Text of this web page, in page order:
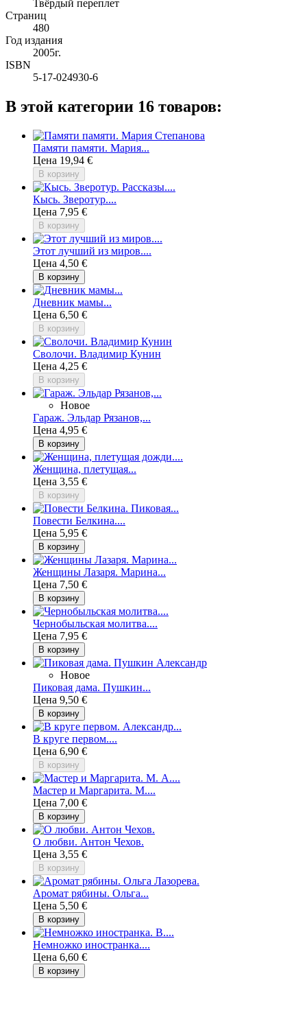
Твёрдый переплет
Страниц
480
Год издания
2005г.
ISBN
5-17-024930-6
В этой категории 16 товаров:
Памяти памяти. Мария...
Цена 19,94 €
В корзину
Кысь. Зверотур....
Цена 7,95 €
В корзину
Этот лучший из миров....
Цена 4,50 €
В корзину
Дневник мамы...
Цена 6,50 €
В корзину
Сволочи. Владимир Кунин
Цена 4,25 €
В корзину
Новое
Гараж. Эльдар Рязанов,...
Цена 4,95 €
В корзину
Женщина, плетущая...
Цена 3,55 €
В корзину
Повести Белкина....
Цена 5,95 €
В корзину
Женщины Лазаря. Марина...
Цена 7,50 €
В корзину
Чернобыльская молитва....
Цена 7,95 €
В корзину
Новое
Пиковая дама. Пушкин...
Цена 9,50 €
В корзину
В круге первом....
Цена 6,90 €
В корзину
Мастер и Маргарита. М....
Цена 7,00 €
В корзину
О любви. Антон Чехов.
Цена 3,55 €
В корзину
Аромат рябины. Ольга...
Цена 5,50 €
В корзину
Немножко иностранка....
Цена 6,60 €
В корзину